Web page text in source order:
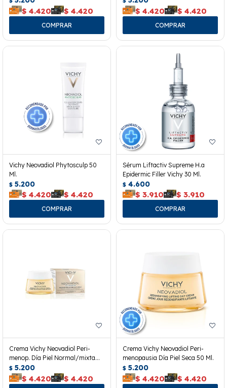
$ 4.420 $ 4.420 $ 4.420 $ 4.420
Vichy Neovadiol Phytosculp 50
Ml.
$ 5.200
$ 4.420 $ 4.420
Sérum Liftactiv Supreme H.a
Epidermic Filler Vichy 30 Ml.
$ 4.600
$ 3.910 $ 3.910
Crema Vichy Neovadiol Peri-
menop. Día Piel Normal/mixta
50ml
$ 5.200
$ 4.420 $ 4.420
Crema Vichy Neovadiol Peri-
menopausia Día Piel Seca 50 Ml.
$ 5.200
$ 4.420 $ 4.420